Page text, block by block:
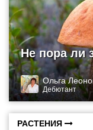
Не пора ли
Ольга
Дебютант
РАСТЕНИЯ